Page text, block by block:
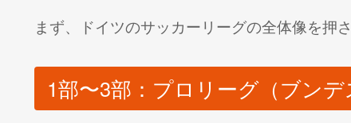
まず、ドイツのサッカーリーグの全体像を押さ
1部〜3部：プロリーグ（ブンデ